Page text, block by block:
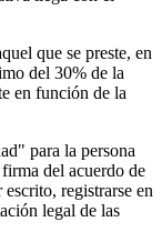
que se preste, en
del 30% de la
en función de la
para la persona
del acuerdo de
registrarse en
legal de las